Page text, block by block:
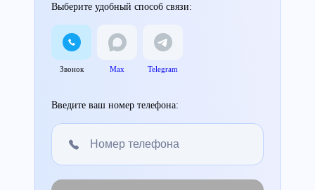
Выберите удобный способ связи:
Звонок Max Telegram
Введите ваш номер телефона: